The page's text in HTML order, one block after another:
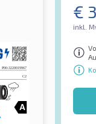
€
inkl.